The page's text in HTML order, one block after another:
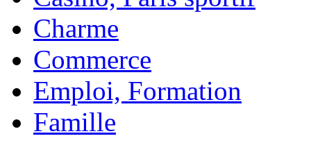
Charme
Commerce
Emploi, Formation
Famille